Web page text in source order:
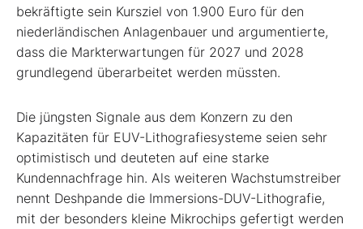
bekräftigte sein Kursziel von 1.900 Euro für den
niederländischen Anlagenbauer und argumentierte,
dass die Markterwartungen für 2027 und 2028
grundlegend überarbeitet werden müssten.
Die jüngsten Signale aus dem Konzern zu den
Kapazitäten für EUV-Lithografiesysteme seien sehr
optimistisch und deuteten auf eine starke
Kundennachfrage hin. Als weiteren Wachstumstreiber
nennt Deshpande die Immersions-DUV-Lithografie,
mit der besonders kleine Mikrochips gefertigt werden